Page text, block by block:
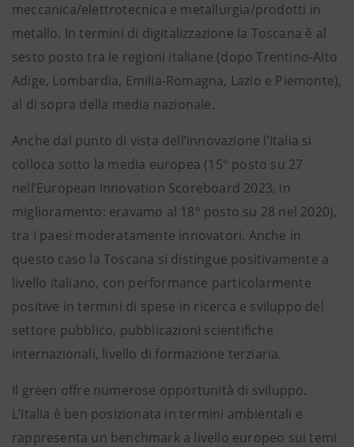
meccanica/elettrotecnica e metallurgia/prodotti in
metallo. In termini di digitalizzazione la Toscana è al
sesto posto tra le regioni italiane (dopo Trentino-Alto
Adige, Lombardia, Emilia-Romagna, Lazio e Piemonte),
al di sopra della media nazionale.
Anche dal punto di vista dell’innovazione l’Italia si
colloca sotto la media europea (15° posto su 27
nell’European Innovation Scoreboard 2023, in
miglioramento: eravamo al 18° posto su 28 nel 2020),
tra i paesi moderatamente innovatori. Anche in
questo caso la Toscana si distingue positivamente a
livello italiano, con performance particolarmente
positive in termini di spese in ricerca e sviluppo del
settore pubblico, pubblicazioni scientifiche
internazionali, livello di formazione terziaria.
Il green offre numerose opportunità di sviluppo.
L’Italia è ben posizionata in termini ambientali e
rappresenta un benchmark a livello europeo sui temi